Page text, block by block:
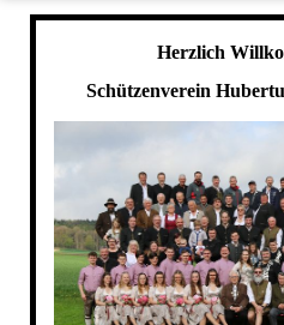
Herzlich
Schützenverein